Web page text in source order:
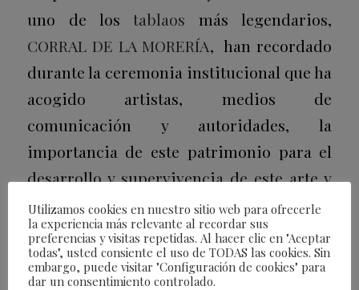
uno de lostablaos más legendarios,
CORRAL DE LA MORERÍA, han recordado
durante la ceremonia institucional que ha
acogido artistas, medios de
comunicación y autoridades, la
importancia de este patrimonio para el
desarrollo y supervivencia de este arte y
como un valor turístico.
Utilizamos cookies en nuestro sitio web para ofrecerle
la experiencia más relevante al recordar sus
preferencias y visitas repetidas. Al hacer clic en "Aceptar
todas", usted consiente el uso de TODAS las cookies. Sin
embargo, puede visitar "Configuración de cookies" para
dar un consentimiento controlado.